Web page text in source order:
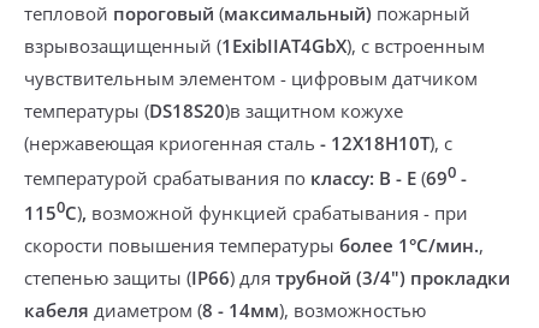
тепловой пороговый (максимальный) пожарный
взрывозащищенный (1ExibIIАT4GbX), с встроенным
чувствительным элементом - цифровым датчиком
температуры (DS18S20)в защитном кожухе
(нержавеющая криогенная сталь - 12Х18Н10Т), с
температурой срабатывания по классу: В - Е (690 -
1150С), возможной функцией срабатывания - при
скорости повышения температуры более 1°С/мин.,
степенью защиты (IP66) для трубной (3/4") прокладки
кабеля диаметром (8 - 14мм), возможностью